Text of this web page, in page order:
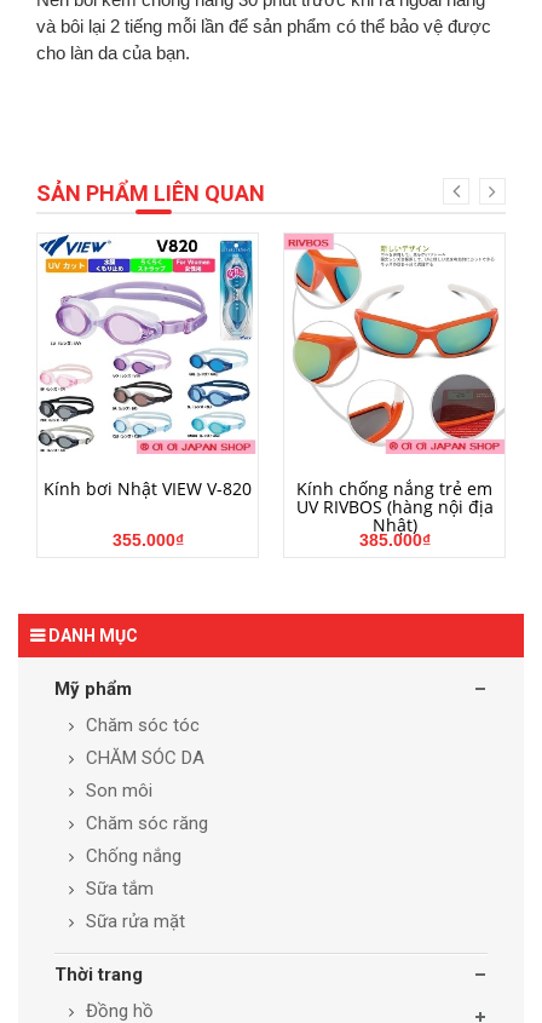
và bôi lại 2 tiếng mỗi lần để sản phẩm có thể bảo vệ được
cho làn da của bạn.
SẢN PHẨM LIÊN QUAN
MUA HÀNG
Kính bơi Nhật VIEW V-820
355.000₫
MUA HÀNG
Kính chống nắng trẻ em
UV RIVBOS (hàng nội địa
Nhật)
385.000₫
DANH MỤC
Mỹ phẩm
Chăm sóc tóc
CHĂM SÓC DA
Son môi
Chăm sóc răng
Chống nắng
Sữa tắm
Sữa rửa mặt
Thời trang
Đồng hồ